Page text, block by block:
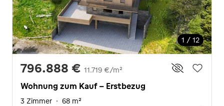
1 / 12
796.888 € 11.719 €/m²
Wohnung zum Kauf - Erstbezug
3 Zimmer · 68 m²